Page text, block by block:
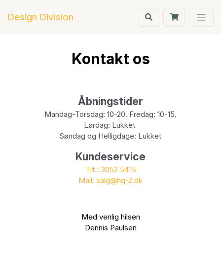
Design Division
Forside
Kontakt os
Åbningstider
Mandag-Torsdag: 10-20. Fredag: 10-15.
Lørdag: Lukket
Søndag og Helligdage: Lukket
Kundeservice
Tlf.: 3052 5415
Mail: salg@hq-2.dk
Med venlig hilsen
Dennis Paulsen